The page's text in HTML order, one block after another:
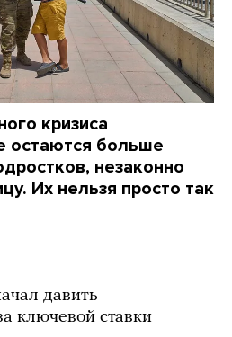
кризиса
остаются больше
незаконно
Их нельзя просто так
давить
ключевой ставки